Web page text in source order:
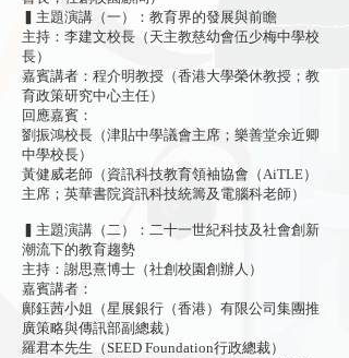
▍主題演講（一）：教育界的發展與前瞻
主持：李建文校長（天主教慈幼會伍少梅中學校
長）
嘉賓講者：程介明教授（香港大學榮休教授；教
育政策研究中心主任）
回應嘉賓：
劉振鴻校長（津貼中學議會主席；樂善堂余近卿
中學校長）
黃健威老師（資訊科技教育領袖協會（AiTLE）
主席；英華書院資訊科技統籌及電腦科老師）
▍主題演講（二）：二十一世紀科技及社會創新
潮流下的教育趨勢
主持：謝思熹博士（社創校園創辦人）
嘉賓講者：
鄺鈺茜小姐（星展銀行（香港）有限公司集團推
廣策略與傳訊部副總裁）
羅君本先生（SEED Foundation行政總裁）